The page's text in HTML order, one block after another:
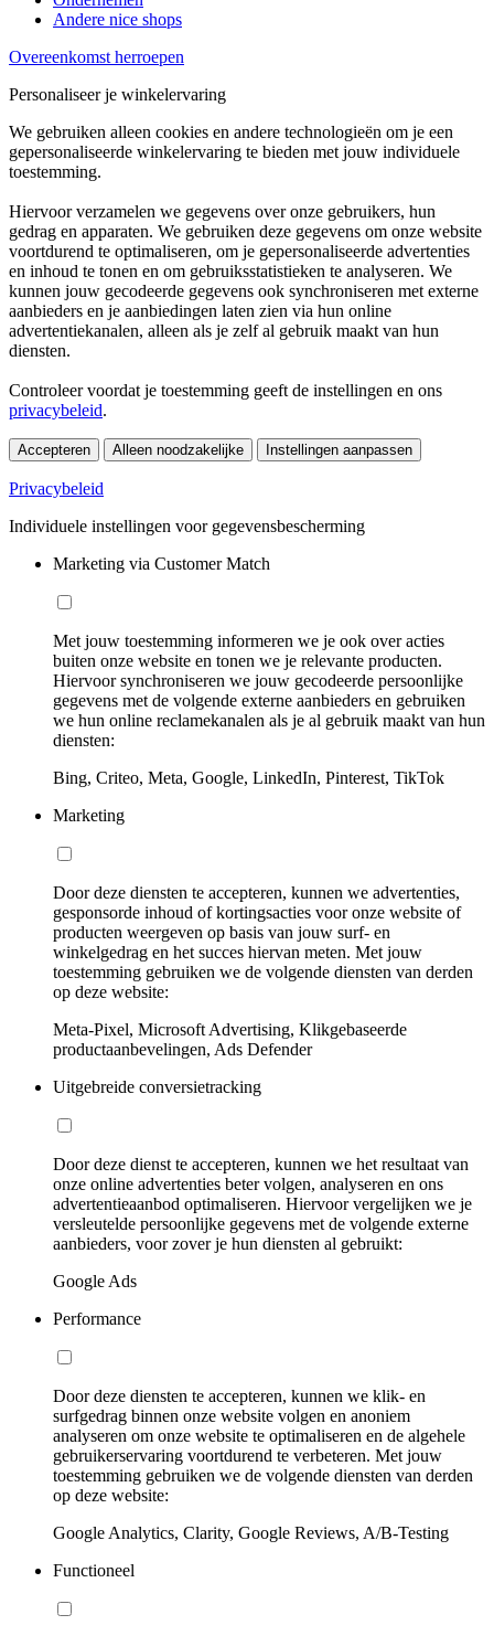
Andere nice shops
Overeenkomst herroepen
Personaliseer je winkelervaring
We gebruiken alleen cookies en andere technologieën om je een
gepersonaliseerde winkelervaring te bieden met jouw individuele
toestemming.
Hiervoor verzamelen we gegevens over onze gebruikers, hun
gedrag en apparaten. We gebruiken deze gegevens om onze website
voortdurend te optimaliseren, om je gepersonaliseerde advertenties
en inhoud te tonen en om gebruiksstatistieken te analyseren. We
kunnen jouw gecodeerde gegevens ook synchroniseren met externe
aanbieders en je aanbiedingen laten zien via hun online
advertentiekanalen, alleen als je zelf al gebruik maakt van hun
diensten.
Controleer voordat je toestemming geeft de instellingen en ons
privacybeleid.
Accepteren Alleen noodzakelijke Instellingen aanpassen
Privacybeleid
Individuele instellingen voor gegevensbescherming
Marketing via Customer Match
Met jouw toestemming informeren we je ook over acties
buiten onze website en tonen we je relevante producten.
Hiervoor synchroniseren we jouw gecodeerde persoonlijke
gegevens met de volgende externe aanbieders en gebruiken
we hun online reclamekanalen als je al gebruik maakt van hun
diensten:
Bing, Criteo, Meta, Google, LinkedIn, Pinterest, TikTok
Marketing
Door deze diensten te accepteren, kunnen we advertenties,
gesponsorde inhoud of kortingsacties voor onze website of
producten weergeven op basis van jouw surf- en
winkelgedrag en het succes hiervan meten. Met jouw
toestemming gebruiken we de volgende diensten van derden
op deze website:
Meta-Pixel, Microsoft Advertising, Klikgebaseerde
productaanbevelingen, Ads Defender
Uitgebreide conversietracking
Door deze dienst te accepteren, kunnen we het resultaat van
onze online advertenties beter volgen, analyseren en ons
advertentieaanbod optimaliseren. Hiervoor vergelijken we je
versleutelde persoonlijke gegevens met de volgende externe
aanbieders, voor zover je hun diensten al gebruikt:
Google Ads
Performance
Door deze diensten te accepteren, kunnen we klik- en
surfgedrag binnen onze website volgen en anoniem
analyseren om onze website te optimaliseren en de algehele
gebruikerservaring voortdurend te verbeteren. Met jouw
toestemming gebruiken we de volgende diensten van derden
op deze website:
Google Analytics, Clarity, Google Reviews, A/B-Testing
Functioneel